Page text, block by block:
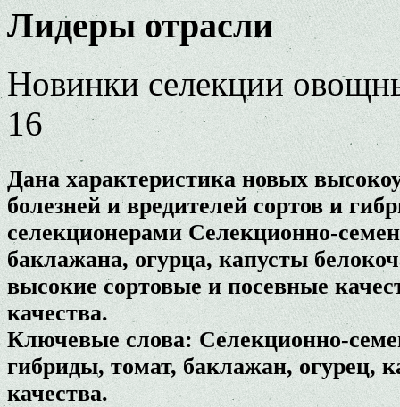
Лидеры отрасли
Новинки селекции
16
Дана характеристика новых
болезней и вредителей сортов и
селекционерами Селекционно-
баклажана, огурца, капусты
высокие сортовые и посевные
качества.
Ключевые слова: Селекционно-
гибриды, томат, баклажан, огурец,
качества.